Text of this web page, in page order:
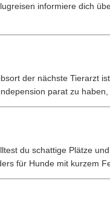
informiere dich
der nächste Tierarzt
parat zu
du schattige Plätze
für Hunde mit kurzem